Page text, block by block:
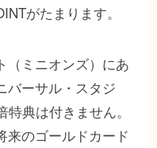
がたまります。
（ミニオンズ）にあ
バーサル・スタジ
典は付きません。
来のゴールドカード